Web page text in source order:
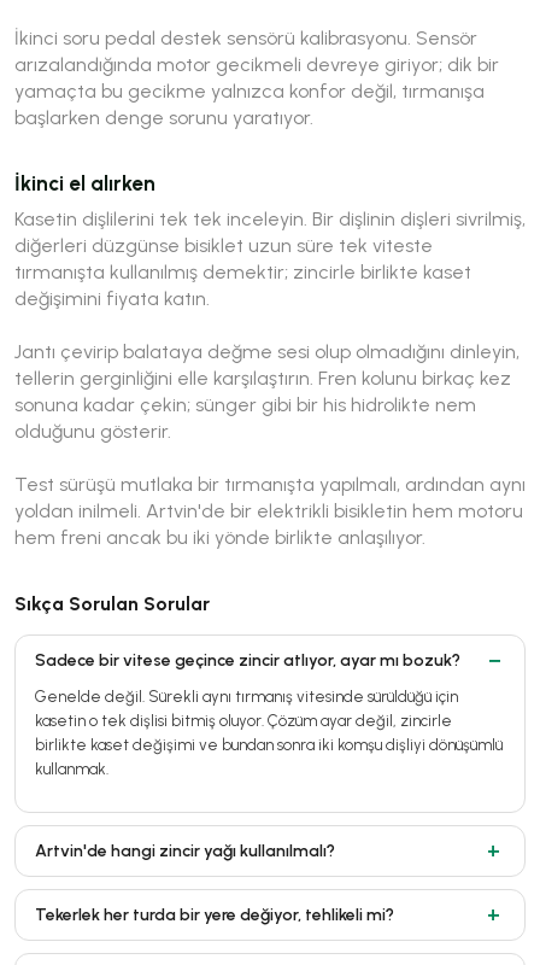
İkinci soru pedal destek sensörü kalibrasyonu. Sensör
arızalandığında motor gecikmeli devreye giriyor; dik bir
yamaçta bu gecikme yalnızca konfor değil, tırmanışa
başlarken denge sorunu yaratıyor.
İkinci el alırken
Kasetin dişlilerini tek tek inceleyin. Bir dişlinin dişleri sivrilmiş,
diğerleri düzgünse bisiklet uzun süre tek viteste
tırmanışta kullanılmış demektir; zincirle birlikte kaset
değişimini fiyata katın.
Jantı çevirip balataya değme sesi olup olmadığını dinleyin,
tellerin gerginliğini elle karşılaştırın. Fren kolunu birkaç kez
sonuna kadar çekin; sünger gibi bir his hidrolikte nem
olduğunu gösterir.
Test sürüşü mutlaka bir tırmanışta yapılmalı, ardından aynı
yoldan inilmeli. Artvin'de bir elektrikli bisikletin hem motoru
hem freni ancak bu iki yönde birlikte anlaşılıyor.
Sıkça Sorulan Sorular
Sadece bir vitese geçince zincir atlıyor, ayar mı bozuk?
Genelde değil. Sürekli aynı tırmanış vitesinde sürüldüğü için
kasetin o tek dişlisi bitmiş oluyor. Çözüm ayar değil, zincirle
birlikte kaset değişimi ve bundan sonra iki komşu dişliyi dönüşümlü
kullanmak.
Artvin'de hangi zincir yağı kullanılmalı?
Tekerlek her turda bir yere değiyor, tehlikeli mi?